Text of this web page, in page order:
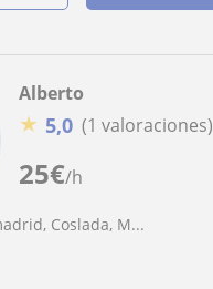
25€/h
Alberto
★ 5,0 (1 valoraciones)
Coslada, M...